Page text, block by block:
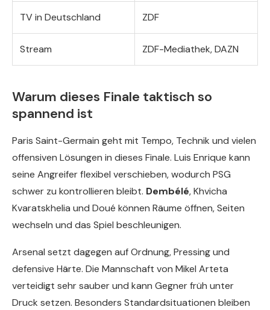
TV in Deutschland ZDF
Stream ZDF-Mediathek, DAZN
Warum dieses Finale taktisch so
spannend ist
Paris Saint-Germain geht mit Tempo, Technik und vielen
offensiven Lösungen in dieses Finale. Luis Enrique kann
seine Angreifer flexibel verschieben, wodurch PSG
schwer zu kontrollieren bleibt. Dembélé, Khvicha
Kvaratskhelia und Doué können Räume öffnen, Seiten
wechseln und das Spiel beschleunigen.
Arsenal setzt dagegen auf Ordnung, Pressing und
defensive Härte. Die Mannschaft von Mikel Arteta
verteidigt sehr sauber und kann Gegner früh unter
Druck setzen. Besonders Standardsituationen bleiben